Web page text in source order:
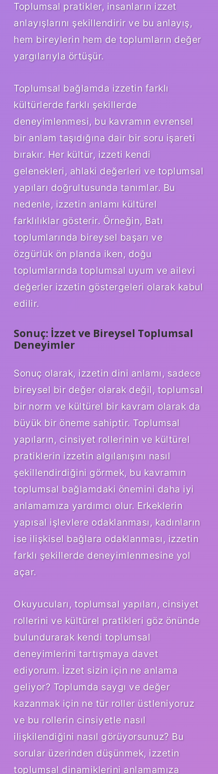
Toplumsal pratikler, insanların izzet
anlayışlarını şekillendirir ve bu anlayış,
hem bireylerin hem de toplumların değer
yargılarıyla örtüşür.
Toplumsal bağlamda izzetin farklı
kültürlerde farklı şekillerde
deneyimlenmesi, bu kavramın evrensel
bir anlam taşıdığına dair bir soru işareti
bırakır. Her kültür, izzeti kendi
gelenekleri, ahlaki değerleri ve toplumsal
yapıları doğrultusunda tanımlar. Bu
nedenle, izzetin anlamı kültürel
farklılıklar gösterir. Örneğin, Batı
toplumlarında bireysel başarı ve
özgürlük ön planda iken, doğu
toplumlarında toplumsal uyum ve ailevi
değerler izzetin göstergeleri olarak kabul
edilir.
Sonuç: İzzet ve Bireysel Toplumsal
Deneyimler
Sonuç olarak, izzetin dini anlamı, sadece
bireysel bir değer olarak değil, toplumsal
bir norm ve kültürel bir kavram olarak da
büyük bir öneme sahiptir. Toplumsal
yapıların, cinsiyet rollerinin ve kültürel
pratiklerin izzetin algılanışını nasıl
şekillendirdiğini görmek, bu kavramın
toplumsal bağlamdaki önemini daha iyi
anlamamıza yardımcı olur. Erkeklerin
yapısal işlevlere odaklanması, kadınların
ise ilişkisel bağlara odaklanması, izzetin
farklı şekillerde deneyimlenmesine yol
açar.
Okuyucuları, toplumsal yapıları, cinsiyet
rollerini ve kültürel pratikleri göz önünde
bulundurarak kendi toplumsal
deneyimlerini tartışmaya davet
ediyorum. İzzet sizin için ne anlama
geliyor? Toplumda saygı ve değer
kazanmak için ne tür roller üstleniyoruz
ve bu rollerin cinsiyetle nasıl
ilişkilendiğini nasıl görüyorsunuz? Bu
sorular üzerinden düşünmek, izzetin
toplumsal dinamiklerini anlamamıza